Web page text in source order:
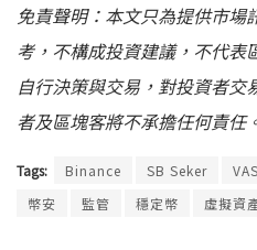
免責聲明：本文只為提供市
考，不構成投資建議，不代表
自行決策與交易，對投資者
者及區塊客將不承擔任何責任
Tags: Binance SB Seker
幣安
監管 穩定幣 虛擬資